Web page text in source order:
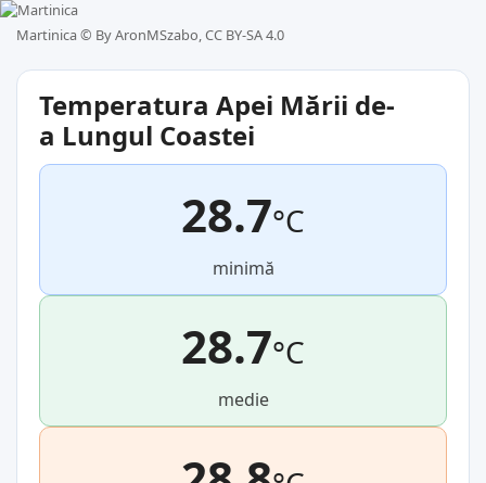
Martinica © By AronMSzabo, CC BY-SA 4.0
Temperatura Apei Mării de-
a Lungul Coastei
28.7°C
minimă
28.7°C
medie